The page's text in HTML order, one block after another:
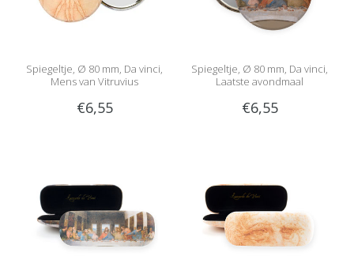
Spiegeltje, Ø 80 mm, Da vinci,
Mens van Vitruvius
€6,55
Spiegeltje, Ø 80 mm, Da vinci,
Laatste avondmaal
€6,55